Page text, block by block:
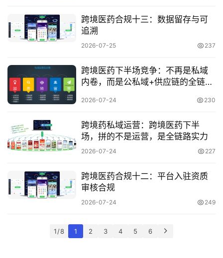
库
百
网
址
全
问
跨境医药合规十三：数据留存与可
追溯
2026-07-25 237
跨境医药下半场竞争：不再是私域
内卷，而是公私域+供应链的全链路
2026-07-24 230
跨境药私域运营：跨境医药下半
场，拼的不是运营，是全链路实力
2026-07-24 227
跨境医药合规十二：平台入驻资质
审核合规
2026-07-24 249
1 / 8 1 2 3 4 5 6